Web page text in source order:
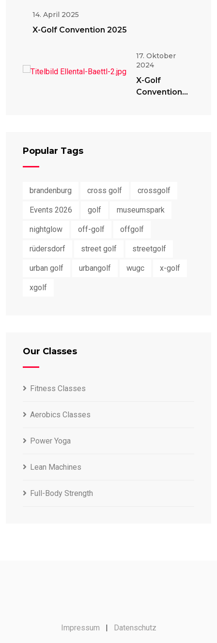
14. April 2025
X-Golf Convention 2025
17. Oktober
2024
X-Golf
Convention
Popular Tags
brandenburg cross golf crossgolf
Events 2026 golf museumspark
nightglow off-golf offgolf
rüdersdorf street golf streetgolf
urban golf urbangolf wugc x-golf
xgolf
Our Classes
Fitness Classes
Aerobics Classes
Power Yoga
Lean Machines
Full-Body Strength
Impressum | Datenschutz